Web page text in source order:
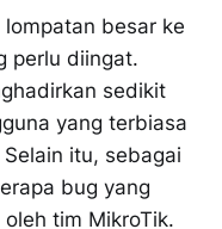
besar ke
perlu diingat.
sedikit
yang terbiasa
itu, sebagai
bug yang
tim MikroTik.